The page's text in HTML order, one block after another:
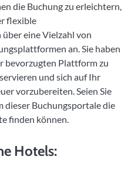
die Buchung zu erleichtern,
flexible
eine Vielzahl von
an. Sie haben
bevorzugten Plattform zu
und sich auf Ihr
vorzubereiten. Seien Sie
dieser Buchungsportale die
finden können.
Hotels: